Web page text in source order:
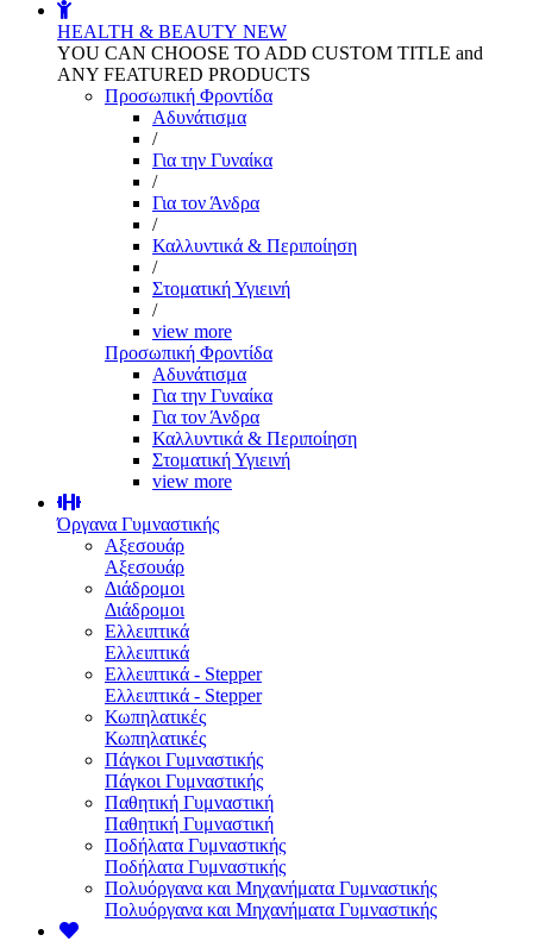
HEALTH & BEAUTY NEW
YOU CAN CHOOSE TO ADD CUSTOM TITLE and
ANY FEATURED PRODUCTS
Προσωπική Φροντίδα
Αδυνάτισμα
/
Για την Γυναίκα
/
Για τον Άνδρα
/
Καλλυντικά & Περιποίηση
/
Στοματική Υγιεινή
/
view more
Προσωπική Φροντίδα
Αδυνάτισμα
Για την Γυναίκα
Για τον Άνδρα
Καλλυντικά & Περιποίηση
Στοματική Υγιεινή
view more
Όργανα Γυμναστικής
Αξεσουάρ
Αξεσουάρ
Διάδρομοι
Διάδρομοι
Ελλειπτικά
Ελλειπτικά
Ελλειπτικά - Stepper
Ελλειπτικά - Stepper
Κωπηλατικές
Κωπηλατικές
Πάγκοι Γυμναστικής
Πάγκοι Γυμναστικής
Παθητική Γυμναστική
Παθητική Γυμναστική
Ποδήλατα Γυμναστικής
Ποδήλατα Γυμναστικής
Πολυόργανα και Μηχανήματα Γυμναστικής
Πολυόργανα και Μηχανήματα Γυμναστικής